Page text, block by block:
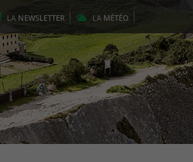
LA NEWSLETTER LA MÉTÉO